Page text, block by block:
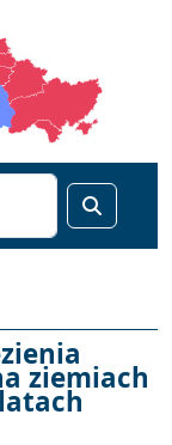
ziemiach